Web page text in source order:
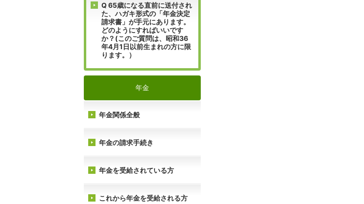
Q 65歳になる直前に送付され
た、ハガキ形式の「年金決定
請求書」が手元にあります。
どのようにすればいいです
か？(このご質問は、昭和36
年4月1日以前生まれの方に限
ります。）
年金
年金関係全般
年金の請求手続き
年金を受給されている方
これから年金を受給される方